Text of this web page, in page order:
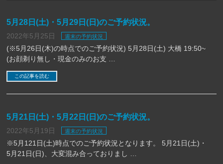
5月28日(土)・5月29日(日)のご予約状況。
2022年5月25日 週末の予約状況
(※5月26日(木)の時点でのご予約状況) 5月28日(土) 大橋 19:50~
(お顔剃り無し・現金のみのお支 …
この記事を読む
5月21日(土)・5月22日(日)のご予約状況。
2022年5月19日 週末の予約状況
※5月121日(土)時点でのご予約状況となります。 5月21日(土)・
5月21日(日)、大変混み合っておりまし …